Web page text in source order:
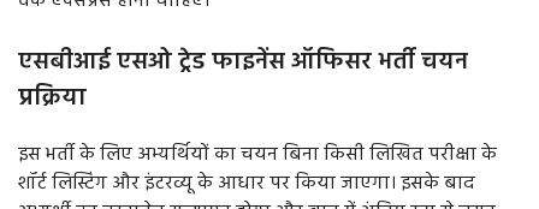
एसबीआई एसओ ट्रेड फाइनेंस ऑफिसर भर्ती चयन
प्रक्रिया
इस भर्ती के लिए अभ्यर्थियों का चयन बिना किसी लिखित परीक्षा के
शॉर्ट लिस्टिंग और इंटरव्यू के आधार पर किया जाएगा। ‌इसके बाद